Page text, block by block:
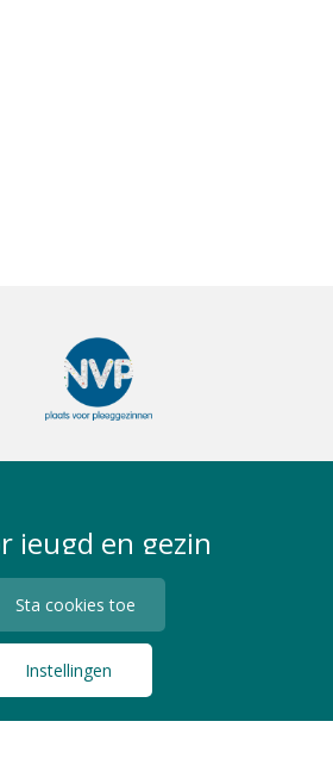
jeugd en gezin
Algemene Voorwaarden
Sta cookies toe
Instellingen